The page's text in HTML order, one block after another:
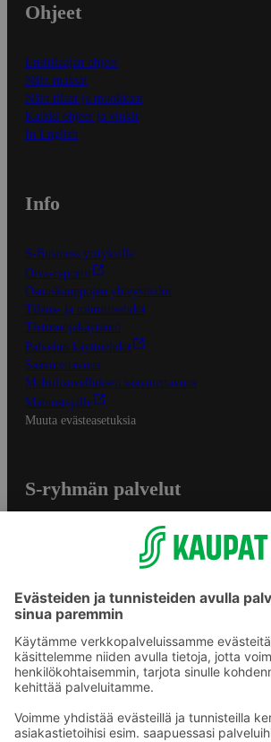
Ohjeet
Ensitilaajan ohjeet
Näin maksat
Näin tilaat ja muokkaat
Kaikki ohjeet ja vinkit
In English
Info
S-Business yrityksille
Oiva-raportit
Osuuskauppojen yhteystiedot
Tilaus- ja toimitusehdot
Tietosuojakäytäntö
Palvelun käyttöehdot
Saavutettavuus
Mobiilisovelluksen saavutettavuus
Mainostajalle
Muuta evästeasetuksia
S-ryhmän palvelut
S-ostoslista -sovellus
Prisma.fi
Sokos.fi
S-Pankki
Yhteishyvä
Sokos Hotels
Raflaamo